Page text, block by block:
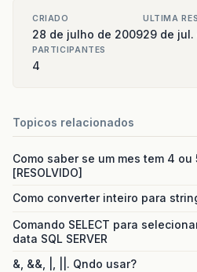
CRIADO
28 de julho de 2009
ULTIMA
29 de
PARTICIPANTES
4
Topicos relacionados
Como saber se um mes tem 4 ou
[RESOLVIDO]
Como converter inteiro para
Comando SELECT para
data SQL SERVER
&, &&, |, ||. Qndo usar?